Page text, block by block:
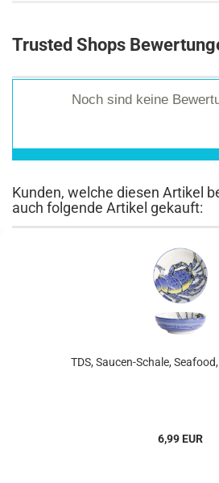
Trusted Shops
Noch sind keine
Kunden, welche diesen Artikel
auch folgende Artikel gekauft:
TDS, Saucen-Schale,
6,99 EUR